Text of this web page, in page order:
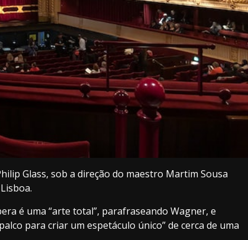
Glass, sob a direção do maestro Martim Sousa
é uma “arte total”, parafraseando Wagner, e
para criar um espetáculo único” de cerca de uma